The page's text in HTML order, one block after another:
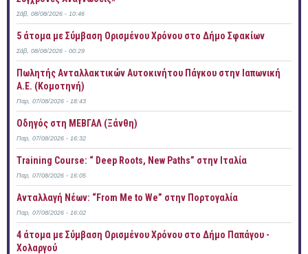
Σάβ, 08/08/2026 - 10:46
5 άτομα με Σύμβαση Ορισμένου Χρόνου στο Δήμο Σφακίων
Σάβ, 08/08/2026 - 00:29
Πωλητής Ανταλλακτικών Αυτοκινήτου Πάγκου στην Ιαπωνική
Α.Ε. (Κομοτηνή)
Παρ, 07/08/2026 - 18:43
Οδηγός στη ΜΕΒΓΑΛ (Ξάνθη)
Παρ, 07/08/2026 - 16:32
Training Course: “ Deep Roots, New Paths” στην Ιταλία
Παρ, 07/08/2026 - 16:05
Ανταλλαγή Νέων: “From Me to We” στην Πορτογαλία
Παρ, 07/08/2026 - 16:02
4 άτομα με Σύμβαση Ορισμένου Χρόνου στο Δήμο Παπάγου -
Χολαργού